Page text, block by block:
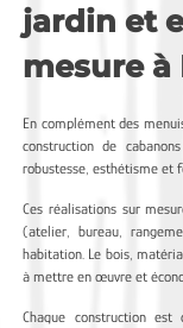
jardin et
mesure
En complément des
construction de
robustesse, esthétisme et
Ces réalisations sur
(atelier, bureau,
habitation. Le bois,
à mettre en œuvre et
Chaque construction est